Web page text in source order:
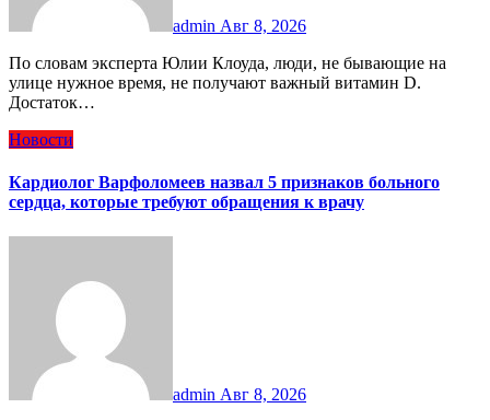
admin Авг 8, 2026
По словам эксперта Юлии Клоуда, люди, не бывающие на
улице нужное время, не получают важный витамин D.
Достаток…
Новости
Кардиолог Варфоломеев назвал 5 признаков больного
сердца, которые требуют обращения к врачу
admin Авг 8, 2026